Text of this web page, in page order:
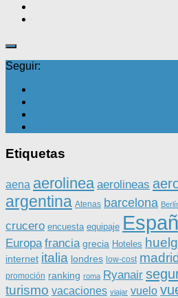
Seguir:
Etiquetas
aena aerolinea aerolineas
argentina Atenas barcelona
crucero encuesta equipaje
Europa francia grecia Hoteles
internet italia londres low-cost
promoción ranking roma Ryanair
turismo vacaciones viajar vuelo